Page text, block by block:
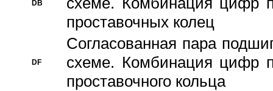
DB
проставочных колец
DF
Согласованная пара
схеме. Комбинация цифр
проставочного кольца